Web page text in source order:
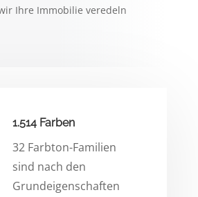
Ihre Immobilie veredeln
1.514 Farben
32 Farbton-Familien
sind nach den
Grundeigenschaften